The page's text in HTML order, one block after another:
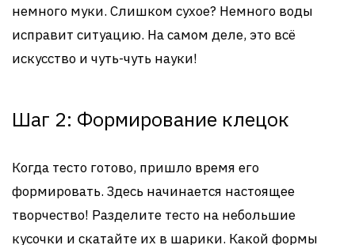
немного муки. Слишком сухое? Немного воды
исправит ситуацию. На самом деле, это всё
искусство и чуть-чуть науки!
Шаг 2: Формирование клецок
Когда тесто готово, пришло время его
формировать. Здесь начинается настоящее
творчество! Разделите тесто на небольшие
кусочки и скатайте их в шарики. Какой формы